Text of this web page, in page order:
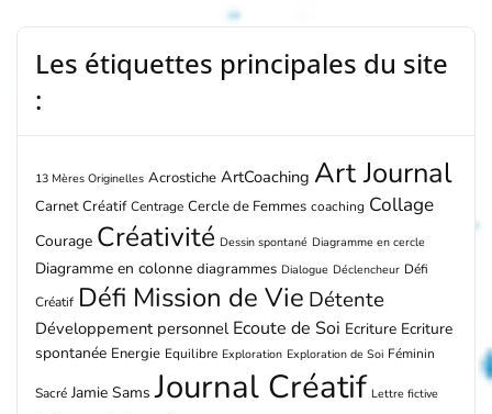
Les étiquettes principales du site
:
13 Mères Originelles Acrostiche ArtCoaching Art Journal
Carnet Créatif Centrage Cercle de Femmes coaching Collage
Courage Créativité Dessin spontané Diagramme en cercle
Diagramme en colonne diagrammes Dialogue Déclencheur Défi
Créatif Défi Mission de Vie Détente
Développement personnel Ecoute de Soi Ecriture Ecriture
spontanée Energie Equilibre Exploration Exploration de Soi Féminin
Sacré Jamie Sams Journal Créatif Lettre fictive